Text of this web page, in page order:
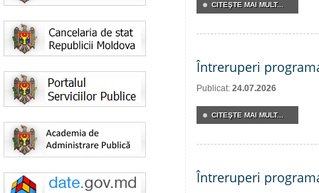
CITEŞTE MAI MULT...
Întreruperi
Publicat: 24.07.2026
CITEŞTE MAI MULT...
Întreruperi